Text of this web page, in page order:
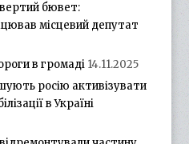
бювет:
місцевий депутат
в громаді 14.11.2025
росію активізувати
в Україні